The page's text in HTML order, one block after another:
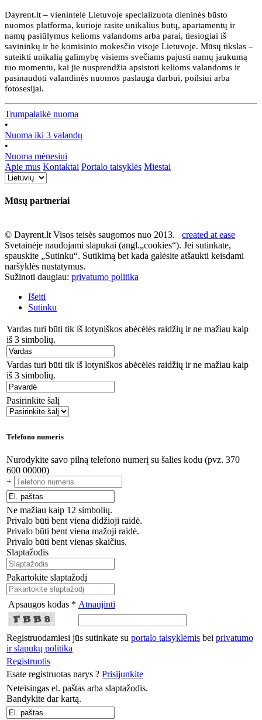
Dayrent.lt – vienintelė Lietuvoje specializuota dieninės būsto
nuomos platforma, kurioje rasite unikalius butų, apartamentų ir
namų pasiūlymus kelioms valandoms arba parai, tiesiogiai iš
savininkų ir be komisinio mokesčio visoje Lietuvoje. Mūsų tikslas –
suteikti unikalią galimybę visiems svečiams pajusti namų jaukumą
tuo momentu, kai jie nusprendžia apsistoti kelioms valandoms ir
pasinaudoti valandinės nuomos paslauga darbui, poilsiui arba
fotosesijai.
Trumpalaikė nuoma
•
Nuoma iki 3 valandų
•
Nuoma mėnesiui
Apie mus Kontaktai Portalo taisyklės Miestai
Mūsų partneriai
© Dayrent.lt Visos teisės saugomos nuo 2013. created at ease
Svetainėje naudojami slapukai (angl.„cookies“). Jei sutinkate,
spauskite „Sutinku“. Sutikimą bet kada galėsite atšaukti keisdami
naršyklės nustatymus.
Sužinoti daugiau: privatumo politika
Išeiti
Sutinku
Vardas turi būti tik iš lotyniškos abėcėlės raidžių ir ne mažiau kaip
iš 3 simbolių.
Vardas turi būti tik iš lotyniškos abėcėlės raidžių ir ne mažiau kaip
iš 3 simbolių.
Pasirinkite šalį
Telefono numeris
Nurodykite savo pilną telefono numerį su šalies kodu (pvz. 370
600 00000)
+
Ne mažiau kaip 12 simbolių.
Privalo būti bent viena didžioji raidė.
Privalo būti bent viena mažoji raidė.
Privalo būti bent vienas skaičius.
Slaptažodis
Pakartokite slaptažodį
Apsaugos kodas * Atnaujinti
Registruodamiesi jūs sutinkate su portalo taisyklėmis bei privatumo
ir slapukų politika
Registruotis
Esate registruotas narys ? Prisijunkite
Neteisingas el. paštas arba slaptažodis.
Bandykite dar kartą.